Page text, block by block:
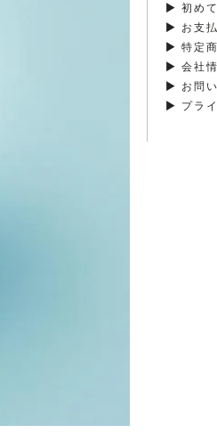
▶ 初め
▶ お支
▶ 特定
▶ 会社
▶ お問
▶ プラ